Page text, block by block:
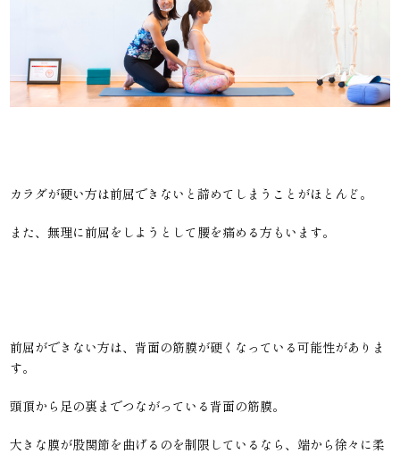
カラダが硬い方は前屈できないと諦めてしまうことがほとんど。
また、無理に前屈をしようとして腰を痛める方もいます。
前屈ができない方は、背面の筋膜が硬くなっている可能性がありま
す。
頭頂から足の裏までつながっている背面の筋膜。
大きな膜が股関節を曲げるのを制限しているなら、端から徐々に柔